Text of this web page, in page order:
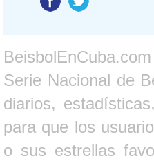
Serie Nacional de
diarios,
para que los
o sus estrellas